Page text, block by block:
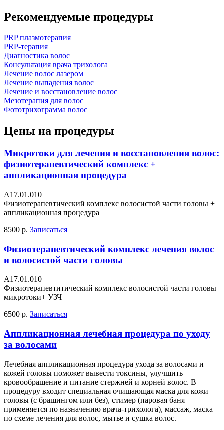
Рекомендуемые процедуры
PRP плазмотерапия
PRP-терапия
Диагностика волос
Консультация врача трихолога
Лечение волос лазером
Лечение выпадения волос
Лечение и восстановление волос
Мезотерапия для волос
Фототрихограмма волос
Цены на процедуры
Микротоки для лечения и восстановления волос:
физиотерапевтический комплекс +
аппликационная процедура
А17.01.010
Физиотерапевтический комплекс волосистой части головы +
аппликационная процедура
8500 р. Записаться
Физиотерапевтический комплекс лечения волос
и волосистой части головы
A17.01.010
Физиотерапевтитический комплекс волосистой части головы
микротоки+ УЗЧ
6500 р. Записаться
Аппликационная лечебная процедура по уходу
за волосами
Лечебная аппликационная процедура ухода за волосами и
кожей головы поможет вывести токсины, улучшить
кровообращение и питание стержней и корней волос. В
процедуру входит специальная очищающая маска для кожи
головы (с брашингом или без), стимер (паровая баня
применяется по назначению врача-трихолога), массаж, маска
по схеме лечения для волос, мытье и сушка волос.